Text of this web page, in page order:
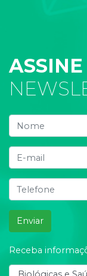
ASSINE
Enviar
Receba